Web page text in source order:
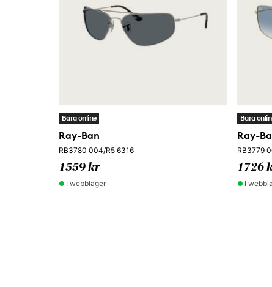
Bara online
Ray-Ban
RB3780 004/R5 6316
1559 kr
I webblager
Bara
Ray-
RB3779
1726
I